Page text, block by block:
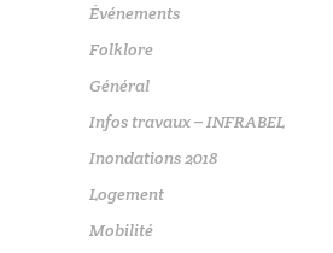
Événements
Folklore
Général
Infos travaux – INFRABEL
Inondations 2018
Logement
Mobilité